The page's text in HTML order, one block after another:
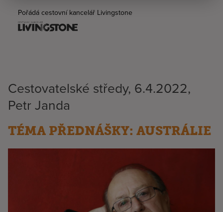
Pořádá cestovní kancelář Livingstone
Cestovatelské středy, 6.4.2022,
Petr Janda
TÉMA PŘEDNÁŠKY: AUSTRÁLIE